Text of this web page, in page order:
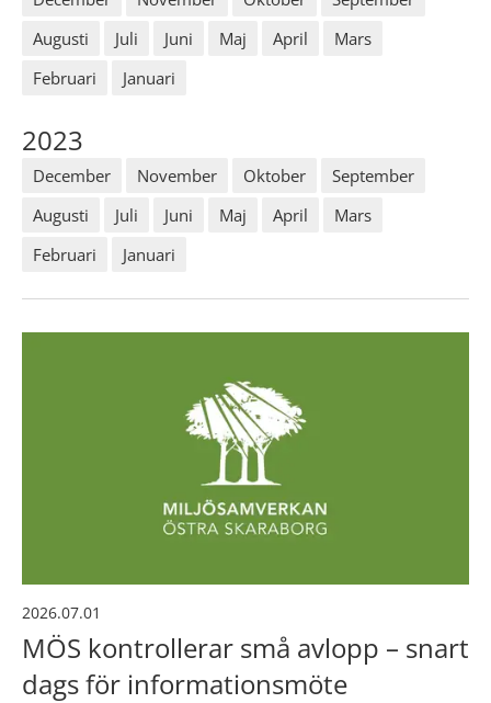
Augusti
Juli Juni Maj April
Mars
Februari
Januari
2023
December November Oktober
September
Augusti
Juli Juni Maj April
Mars
Februari
Januari
2026.07.01
MÖS kontrollerar små avlopp – snart
dags för informationsmöte